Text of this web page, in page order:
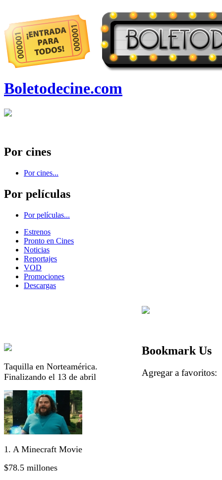
Boletodecine.com
Por cines
Por cines...
Por películas
Por películas...
Estrenos
Pronto en Cines
Noticias
Reportajes
VOD
Promociones
Descargas
Taquilla en Norteamérica.
Finalizando el 13 de abril
1. A Minecraft Movie
$78.5 millones
Bookmark Us
Agregar a